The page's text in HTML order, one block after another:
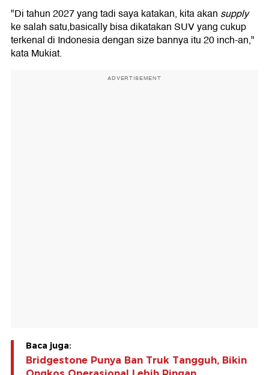
"Di tahun 2027 yang tadi saya katakan, kita akan supply
ke salah satu,basically bisa dikatakan SUV yang cukup
terkenal di Indonesia dengan size bannya itu 20 inch-an,"
kata Mukiat.
ADVERTISEMENT
Baca juga:
Bridgestone Punya Ban Truk Tangguh, Bikin